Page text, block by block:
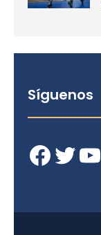
Síguenos
Facebook Twitter YouTube